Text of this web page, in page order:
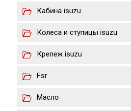
Кабина isuzu
Колеса и ступицы isuzu
Крепеж isuzu
Fsr
Масло